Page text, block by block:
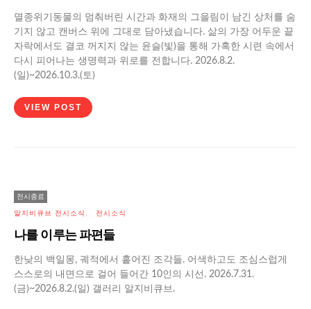
VIEW POST
멸종위기동물의 멈춰버린 시간과 화재의 그을림이 남긴 상처를 숨
기지 않고 캔버스 위에 그대로 담아냈습니다. 삶의 가장 어두운 끝
자락에서도 결코 꺼지지 않는 윤슬(빛)을 통해 가혹한 시련 속에서
다시 피어나는 생명력과 위로를 전합니다. 2026.8.2.
(일)~2026.10.3.(토)
VIEW POST
전시종료
알지비큐브 전시소식 전시소식
나를 이루는 파편들
한낮의 백일몽, 궤적에서 흩어진 조각들. 어색하고도 조심스럽게
스스로의 내면으로 걸어 들어간 10인의 시선. 2026.7.31.
(금)~2026.8.2.(일) 갤러리 알지비큐브.